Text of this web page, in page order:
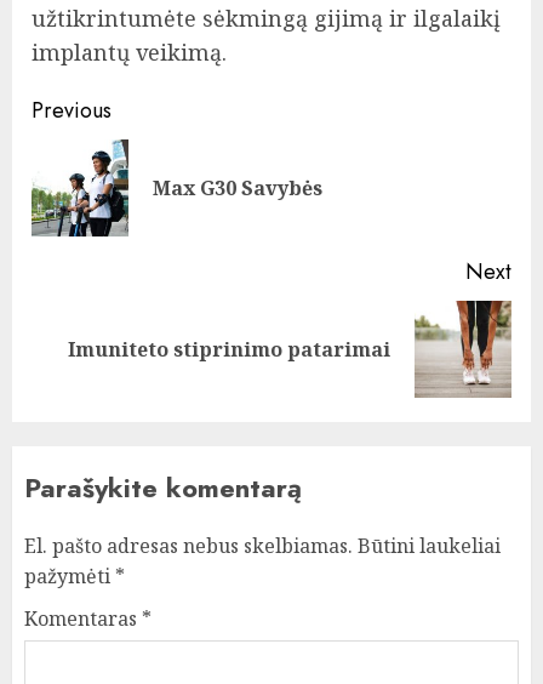
užtikrintumėte sėkmingą gijimą ir ilgalaikį
implantų veikimą.
Post
navigation
Previous
Max G30 Savybės
Next
NextImuniteto stiprinimo patarimai
Parašykite komentarą
El. pašto adresas nebus skelbiamas. Būtini laukeliai
pažymėti *
Komentaras *